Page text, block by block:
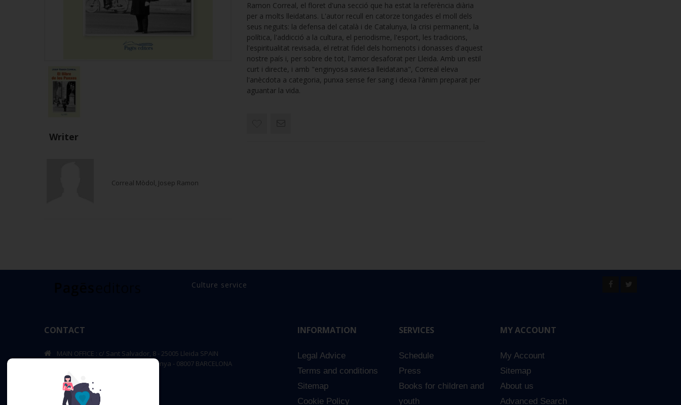
Writer
Correal Mòdol, Josep Ramon
Ramon Correal, el floret d'una secció que ha estat la referència diària
per a molts lleidatans. L'autor recull en catorze tongades el moll dels
seus neguits: la defensa del català i de Catalunya, la crisi permanent, la
política, l'addicció a la cultura, el periodisme, l'esport, les tradicions,
l'espiritualitat revisada, el retrat fidel dels homenots i donasses d'aquest
nostre país i, per sobre de tot, l'amor desaforat per Lleida. Amb un estil
curt i directe, i amb "enginyosa saviesa lleidatana", Correal eleva
l'anècdota a categoria, punxa sense fer sang i deixa l'ànim preparat per
aguantar la vida.
Culture service
CONTACT
MAIN OFFICE : c/ Sant Salvador, 8 - 25005 Lleida SPAIN
BARCELONA OFFICE: Rambla de Catalunya - 08007 BARCELONA
editorial@pageseditors.cat
Telephone: +34 973 23 66 11
INFORMATION
Legal Advice
Terms and conditions
Sitemap
Cookie Policy
SERVICES
Schedule
Press
Books for children and
youth
MY ACCOUNT
My Account
Sitemap
About us
Advanced Search